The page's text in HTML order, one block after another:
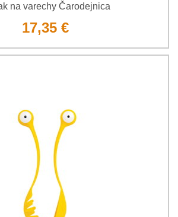
na varechy Čarodejnica
17,35 €